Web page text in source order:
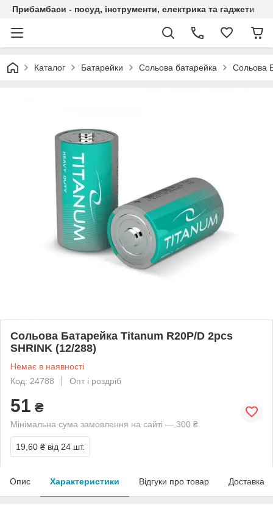
Прибамбаси - посуд, інструменти, електрика та гаджети
Каталог Батарейки Сольова батарейка Сольова
Сольова Батарейка Titanum R20P/D 2pcs
SHRINK (12/288)
Немає в наявності
Код: 24788
Опт і роздріб
51 ₴
Мінімальна сума замовлення на сайті — 300 ₴
19,60 ₴ від 24 шт.
Опис Характеристики Відгуки про товар Доставка